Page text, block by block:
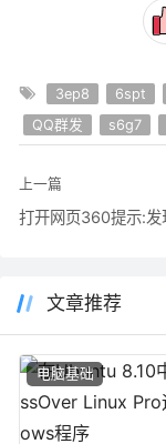
3ep8 6spt
QQ群发
s6g7
上一篇
文章推荐
电脑基础